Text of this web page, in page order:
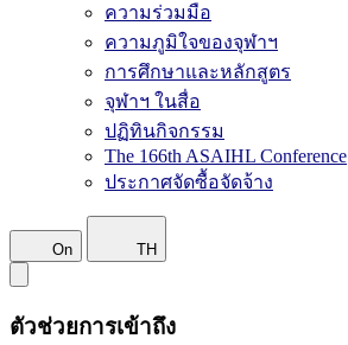
ความร่วมมือ
ความภูมิใจของจุฬาฯ
การศึกษาและหลักสูตร
จุฬาฯ ในสื่อ
ปฏิทินกิจกรรม
The 166th ASAIHL Conference
ประกาศจัดซื้อจัดจ้าง
On TH
ตัวช่วยการเข้าถึง